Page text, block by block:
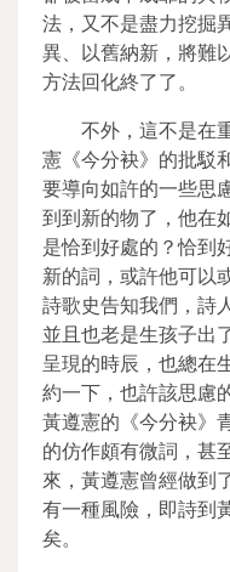
法，又不是盡力挖掘
異、以舊納新，將難
方法回化終了了。
不外，這不是在
憲《今分袂》的批駁
要導向如許的一些思
到到新的物了，他在
是恰到好處的？恰到
新的詞，或許他可以
詩歌史告知我們，詩
並且也老是生孩子出
呈現的時辰，也總在
約一下，也許該思慮
黃遵憲的《今分袂》
的仿作頗有微詞，甚
來，黃遵憲曾經做到
有一種風險，即詩到
矣。